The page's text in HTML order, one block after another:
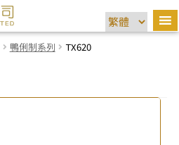
鴨俐制系列 TX620